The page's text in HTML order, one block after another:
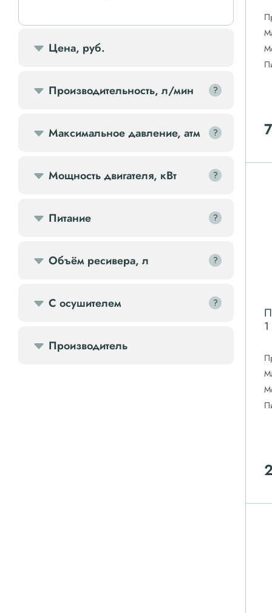
Спиральные компрессоры
Осветительные мачты
Осушители
Ресиверы
Цена, руб.
Производительность, л/мин ?
?
Максимальное давление, атм ?
?
Мощность двигателя, кВт ?
?
Питание ?
?
Объём ресивера, л ?
?
С осушителем ?
?
Производитель
1